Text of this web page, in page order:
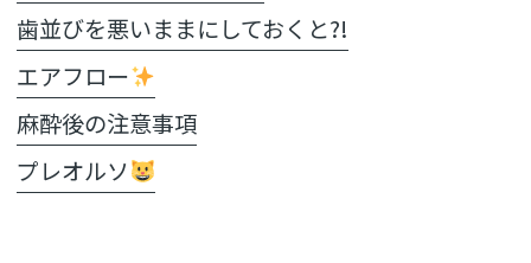
歯並びを悪いままにしておくと?!
エアフロー
麻酔後の注意事項
プレオルソ